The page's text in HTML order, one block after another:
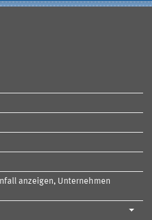
anzeigen, Unternehmen